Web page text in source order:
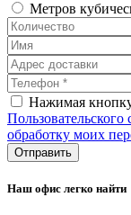
Метров
Нажимая
Пользовательского
обработку моих
Наш офис легко найти